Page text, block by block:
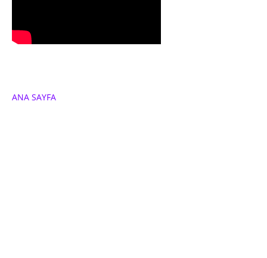
ANA SAYFA